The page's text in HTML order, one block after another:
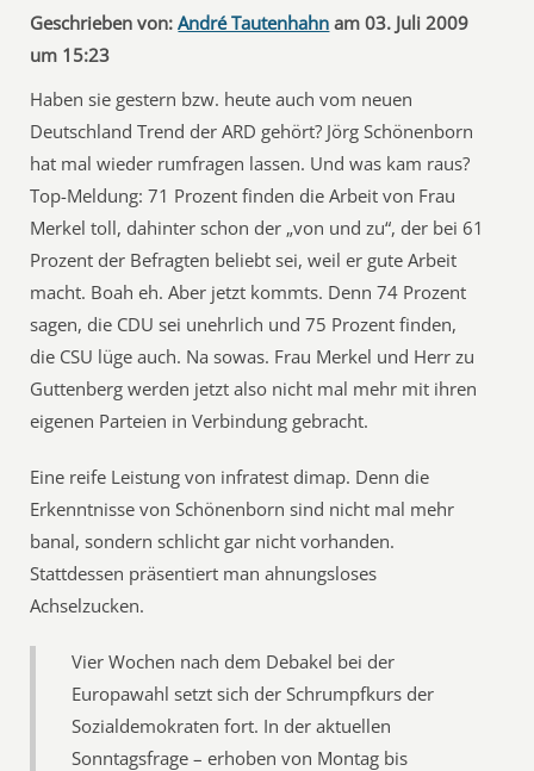
Geschrieben von: André Tautenhahn am 03. Juli 2009
um 15:23
Haben sie gestern bzw. heute auch vom neuen
Deutschland Trend der ARD gehört? Jörg Schönenborn
hat mal wieder rumfragen lassen. Und was kam raus?
Top-Meldung: 71 Prozent finden die Arbeit von Frau
Merkel toll, dahinter schon der „von und zu“, der bei 61
Prozent der Befragten beliebt sei, weil er gute Arbeit
macht. Boah eh. Aber jetzt kommts. Denn 74 Prozent
sagen, die CDU sei unehrlich und 75 Prozent finden,
die CSU lüge auch. Na sowas. Frau Merkel und Herr zu
Guttenberg werden jetzt also nicht mal mehr mit ihren
eigenen Parteien in Verbindung gebracht.
Eine reife Leistung von infratest dimap. Denn die
Erkenntnisse von Schönenborn sind nicht mal mehr
banal, sondern schlicht gar nicht vorhanden.
Stattdessen präsentiert man ahnungsloses
Achselzucken.
Vier Wochen nach dem Debakel bei der
Europawahl setzt sich der Schrumpfkurs der
Sozialdemokraten fort. In der aktuellen
Sonntagsfrage – erhoben von Montag bis